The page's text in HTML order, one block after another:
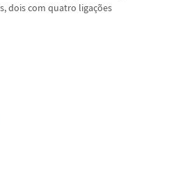
dois com quatro ligações